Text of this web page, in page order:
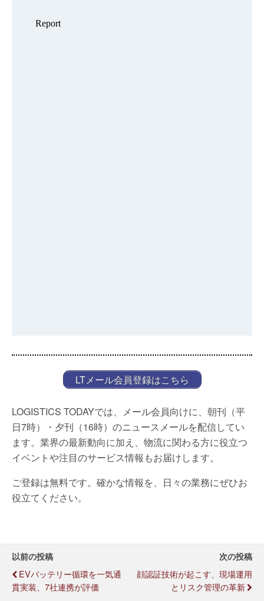
LTメール会員登録はこちら
LOGISTICS TODAYでは、メール会員向けに、朝刊（平
日7時）・夕刊（16時）のニュースメールを配信してい
ます。業界の最新動向に加え、物流に関わる方に役立つ
イベントや注目のサービス情報もお届けします。
ご登録は無料です。確かな情報を、日々の業務にぜひお
役立てください。
以前の投稿
EVバッテリー循環を一気通
貫実装、7社連携が評価
次の投稿
顔認証技術が起こす、現場運用
とリスク管理の革新